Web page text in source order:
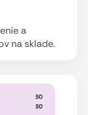
a
na sklade.